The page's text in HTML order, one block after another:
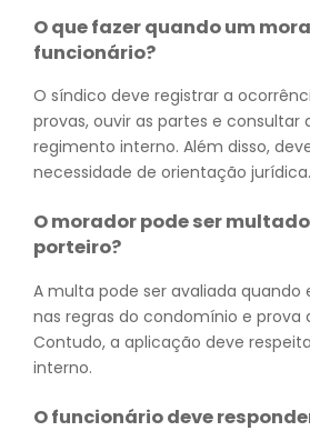
O que fazer quando um
funcionário?
O síndico deve registrar a
provas, ouvir as partes e consultar
regimento interno. Além disso,
necessidade de orientação jurídica.
O morador pode ser
porteiro?
A multa pode ser avaliada
nas regras do condomínio e prova
Contudo, a aplicação deve
interno.
O funcionário deve